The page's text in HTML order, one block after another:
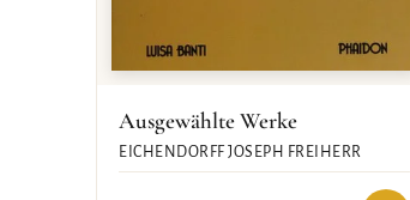
Ausgewählte Werke
EICHENDORFF JOSEPH FREIHERR